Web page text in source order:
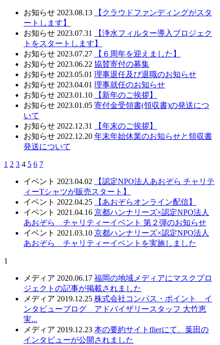
お知らせ 2023.08.13
【クラウドファンディングがスタ
ートします】
お知らせ 2023.07.31
【浄水フィルター導入プロジェク
トをスタートします】
お知らせ 2023.07.27
【６周年を迎えました】
お知らせ 2023.06.22 協賛寄付の募集
お知らせ 2023.05.01 理事退任及び退職のお知らせ
お知らせ 2023.04.01 理事就任のお知らせ
お知らせ 2023.01.10
【新年のご挨拶】
お知らせ 2023.01.05 寄付金受領書(領収書)の発送につ
いて
お知らせ 2022.12.31
【年末のご挨拶】
お知らせ 2022.12.20 年末年始休業のお知らせと領収書
発送について
1 2 3 4 5 6 7
イベント 2023.04.02
【認定NPO法人あおぞら チャリテ
ィーTシャツが販売スタート】
イベント 2022.04.25
【あおぞらオンライン配信】
イベント 2021.04.16 京都ハンナリーズ×認定NPO法人
あおぞら チャリティーイベント 第２弾のお知らせ
イベント 2021.03.10 京都ハンナリーズ×認定NPO法人
あおぞら チャリティーイベントを実施しました
1
メディア 2020.06.17 福岡の地域メディアにマスクプロ
ジェクトの記事が掲載されました
メディア 2019.12.25 株式会社コンパス・ポイント イ
ンタビューブログ アドバイザリースタッフ 大竹恵
実...
メディア 2019.12.23 本の要約サイトflierにて、葉田の
インタビューが公開されました